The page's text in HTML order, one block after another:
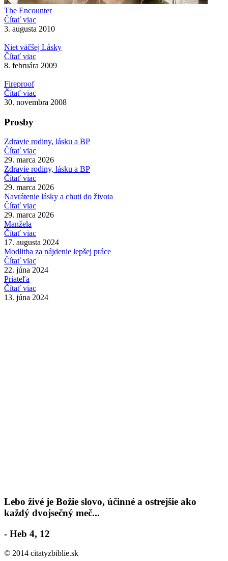
The Encounter
Čítať viac
3. augusta 2010
Niet väčšej Lásky
Čítať viac
8. februára 2009
Fireproof
Čítať viac
30. novembra 2008
Prosby
Zdravie rodiny, lásku a BP
Čítať viac
29. marca 2026
Zdravie rodiny, lásku a BP
Čítať viac
29. marca 2026
Navrátenie lásky a chuti do života
Čítať viac
29. marca 2026
Manžela
Čítať viac
17. augusta 2024
Modlitba za nájdenie lepšej práce
Čítať viac
22. júna 2024
Priateľa
Čítať viac
13. júna 2024
Lebo živé je Božie slovo, účinné a ostrejšie ako
každý dvojsečný meč...
- Heb 4, 12
© 2014 citatyzbiblie.sk